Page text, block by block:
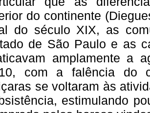
do continente
do século XIX, as
de São Paulo e as
amplamente a
com a falência do
se voltaram às
estimulando